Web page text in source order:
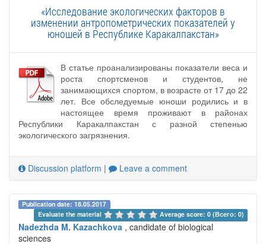
«Исследование экологических факторов в
изменении антропометрических показателей у
юношей в Республике Каракалпакстан»
В статье проанализированы показатели веса и
роста спортсменов и студентов, не
занимающихся спортом, в возрасте от 17 до 22
лет. Все обследуемые юноши родились и в
настоящее время проживают в районах
Республики Каракалпакстан с разной степенью
экологического загрязнения.
Discussion platform | Leave a comment
Publication date: 18.05.2017
Evaluate the material
Average score: 0 (Всего: 0)
Nadezhda M. Kazachkova , candidate of biological
sciences